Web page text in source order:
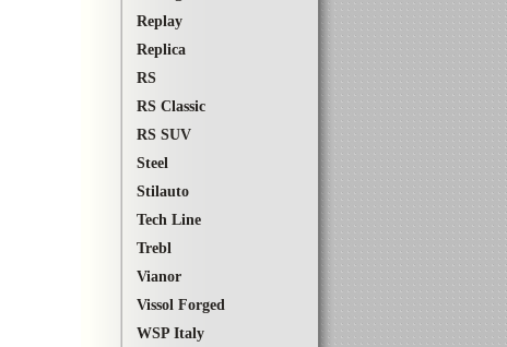
Replay
Replica
RS
RS Classic
RS SUV
Steel
Stilauto
Tech Line
Trebl
Vianor
Vissol Forged
WSP Italy